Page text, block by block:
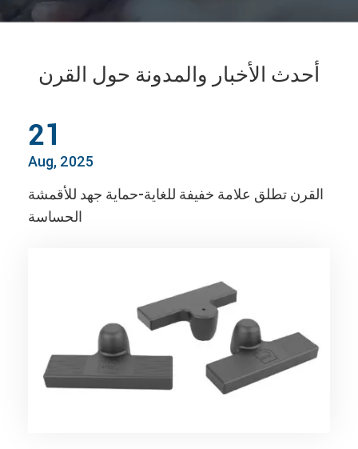
أحدث الأخبار والمدونة حول القرن
21
Aug, 2025
القرن تطلق علامة خفيفة للغاية-حماية جهد للأقمشة
الحساسة